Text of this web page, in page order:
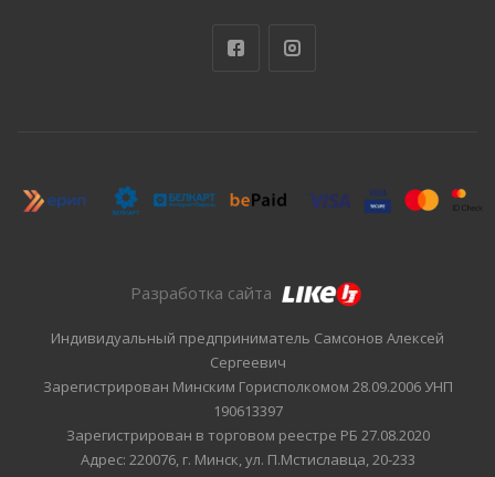
Разработка сайта
Индивидуальный предприниматель Самсонов Алексей
Сергеевич
Зарегистрирован Минским Горисполкомом 28.09.2006 УНП
190613397
Зарегистрирован в торговом реестре РБ 27.08.2020
Адрес: 220076, г. Минск, ул. П.Мстиславца, 20-233